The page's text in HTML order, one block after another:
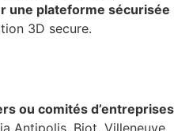
une plateforme sécurisée
3D secure.
ou comités d’entreprises